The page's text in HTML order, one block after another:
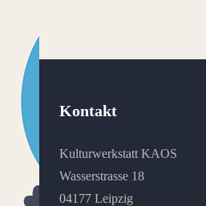
Kontakt
Kulturwerkstatt KAOS
Wasserstrasse 18
04177 Leipzig